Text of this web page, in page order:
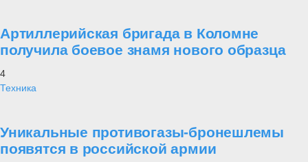
Артиллерийская бригада в Коломне
получила боевое знамя нового образца
4
Техника
Уникальные противогазы-бронешлемы
появятся в российской армии